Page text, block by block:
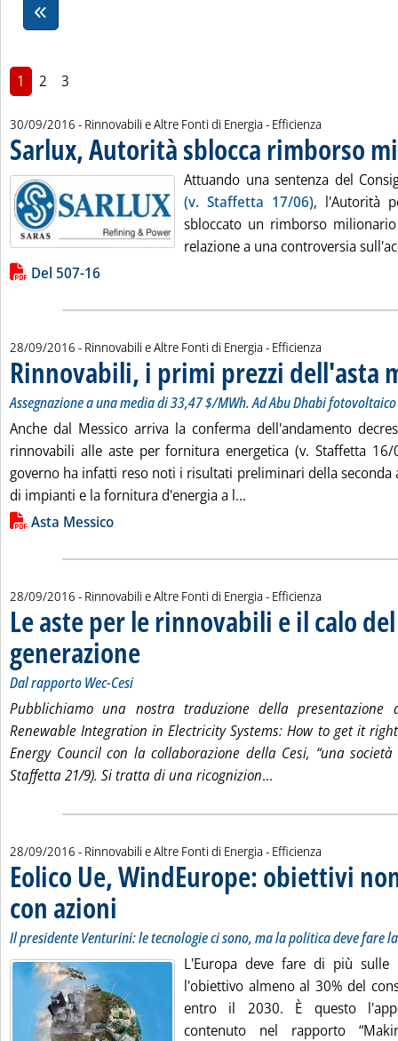
1 2 3
30/09/2016 - Rinnovabili e Altre Fonti di Energia - Efficienza
Sarlux, Autorità sblocca rimborso
Attuando una sentenza del
(v. Staffetta 17/06), l'Autorità
sbloccato un rimborso
relazione a una controversia
Lista allegati PDF alla notizia
Del 507-16
28/09/2016 - Rinnovabili e Altre Fonti di Energia - Efficienza
Rinnovabili, i primi prezzi dell'asta
Assegnazione a una media di 33,47 $/MWh. Ad Abu Dhabi
Anche dal Messico arriva la conferma dell'andamento
rinnovabili alle aste per fornitura energetica (v. Staffetta
governo ha infatti reso noti i risultati preliminari della seconda
di impianti e la fornitura d'energia a l...
Lista allegati PDF alla notizia
Asta Messico
28/09/2016 - Rinnovabili e Altre Fonti di Energia - Efficienza
Le aste per le rinnovabili e il calo
generazione
Dal rapporto Wec-Cesi
Pubblichiamo una nostra traduzione della presentazione
Renewable Integration in Electricity Systems: How to get it
Energy Council con la collaborazione della Cesi, “una
Staffetta 21/9). Si tratta di una ricognizion...
28/09/2016 - Rinnovabili e Altre Fonti di Energia - Efficienza
Eolico Ue, WindEurope: obiettivi
con azioni . Sottotitolo: Il presidente Venturini: le tecnologie ci sono, ma la
. Pubblicata mercoledì 28 settembre 2016 alle 12.42.
Il presidente Venturini: le tecnologie ci sono, ma la politica deve fare
L'Europa deve fare di più sulle
l'obiettivo almeno al 30% del
entro il 2030. È questo
contenuto nel rapporto